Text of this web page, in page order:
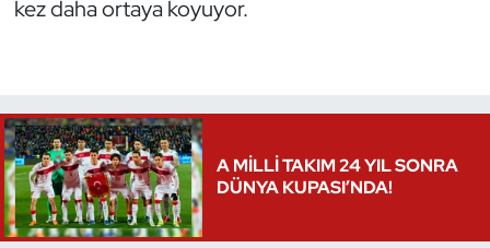
kez daha ortaya koyuyor.
A MİLLİ TAKIM 24 YIL SONRA
DÜNYA KUPASI’NDA!